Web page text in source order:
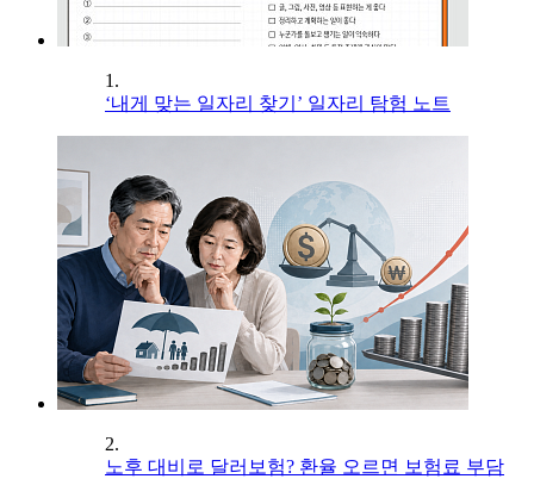
1.
‘내게 맞는 일자리 찾기’ 일자리 탐험 노트
2.
노후 대비로 달러보험? 환율 오르면 보험료 부담